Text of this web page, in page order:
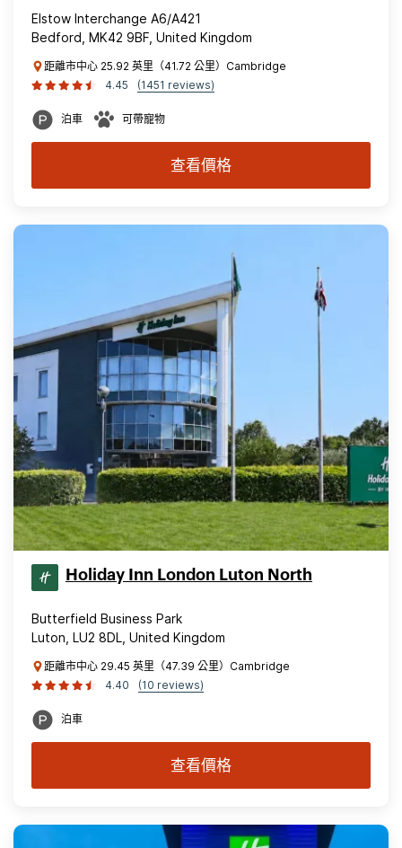
Elstow Interchange A6/A421
Bedford, MK42 9BF, United Kingdom
距離市中心 25.92 英里（41.72 公里）Cambridge
4.45
(1451 reviews)
泊車 可帶寵物
查看價格
Holiday Inn London Luton North
Butterfield Business Park
Luton, LU2 8DL, United Kingdom
距離市中心 29.45 英里（47.39 公里）Cambridge
4.40
(10 reviews)
泊車
查看價格